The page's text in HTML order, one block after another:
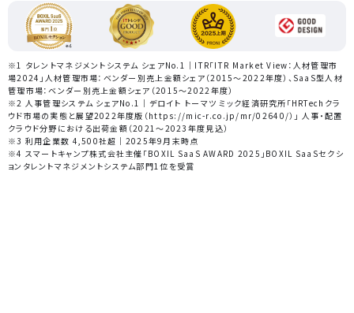
※1 タレントマネジメントシステム シェアNo.1｜ITR「ITR Market View：人材管理市
場2024」人材管理市場：ベンダー別売上金額シェア（2015～2022年度）、SaaS型人材
管理市場：ベンダー別売上金額シェア（2015～2022年度）
※2 人事管理システム シェアNo.1｜デロイト トーマツ ミック経済研究所「HRTechクラ
ウド市場の実態と展望2022年度版（https://mic-r.co.jp/mr/02640/）」 人事・配置
クラウド分野における出荷金額（2021～2023年度見込）
※3 利用企業数 4,500社超｜2025年9月末時点
※4 スマートキャンプ株式会社主催「BOXIL SaaS AWARD 2025」BOXIL SaaSセクシ
ョンタレントマネジメントシステム部門1位を受賞